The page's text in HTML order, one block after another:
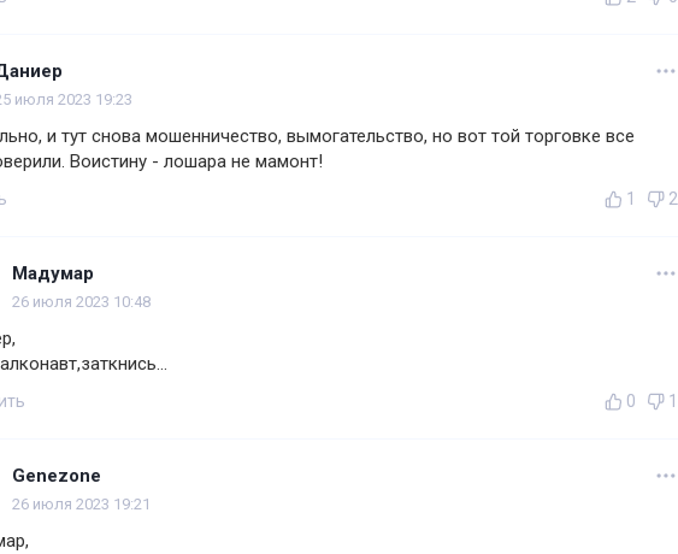
июля 2023 19:23
и тут снова мошенничество, вымогательство, но вот той торговке все
Воистину - лошaра не мамонт!
1 2
Мадумар
26 июля 2023 10:48
0 1
Genezone
26 июля 2023 19:21